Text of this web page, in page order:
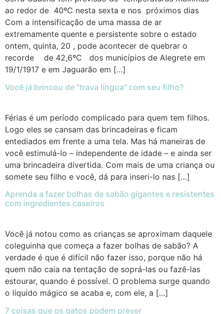
ao redor de 40ºC nesta sexta e nos próximos dias
Com a intensificação de uma massa de ar
extremamente quente e persistente sobre o estado
ontem, quinta, 20 , pode acontecer de quebrar o
recorde de 42,6ºC dos municípios de Alegrete em
19/1/1917 e em Jaguarão em […]
Você já brincou de “trava língua” com seu filho?
Férias é um período complicado para quem tem filhos.
Logo eles se cansam das brincadeiras e ficam
entediados em frente a uma tela. Mas há maneiras de
você estimulá-lo – independente de idade – e ainda ser
uma brincadeira divertida. Com mais de uma criança ou
somete seu filho e você, dá para inseri-lo nas […]
Aprenda a fazer bolhas de sabão gigantes e resistentes
com ingredientes caseiros
Você já notou como as crianças se aproximam daquele
coleguinha que começa a fazer bolhas de sabão? A
verdade é que é difícil não fazer isso, porque não há
quem não caia na tentação de soprá-las ou fazê-las
estourar, quando é possível. O problema surge quando
o líquido mágico se acaba e, com ele, a […]
7 coisas que os gatos podem prever